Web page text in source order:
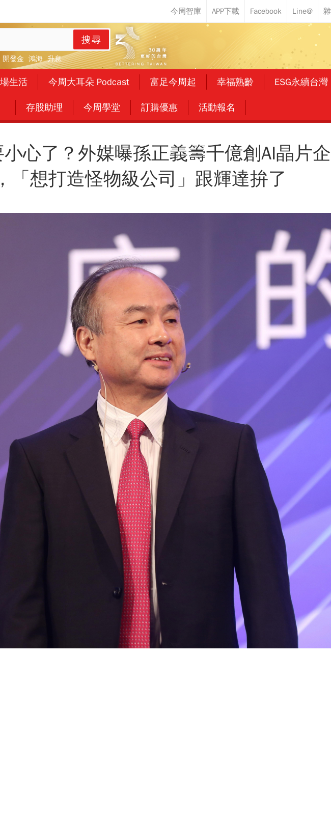
搜尋
開發金 鴻海 升息
生活 今周大耳朵 Podcast 富足今周起 幸福熟齡 ESG永續台灣
存股助理 今周學堂 訂購優惠 活動報名
心了？外媒曝孫正義籌千億創AI晶片企
「想打造怪物級公司」跟輝達拚了